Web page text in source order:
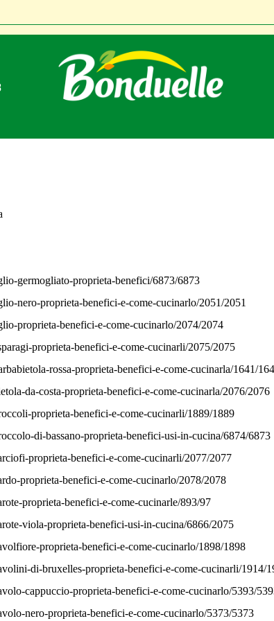
germogliato-proprieta-benefici/6873/6873
nero-proprieta-benefici-e-come-cucinarlo/2051/2051
proprieta-benefici-e-come-cucinarlo/2074/2074
proprieta-benefici-e-come-cucinarli/2075/2075
rossa-proprieta-benefici-e-come-cucinarla/1641/
da-costa-proprieta-benefici-e-come-cucinarla/2076/2076
proprieta-benefici-e-come-cucinarli/1889/1889
di-bassano-proprieta-benefici-usi-in-cucina/6874/6873
proprieta-benefici-e-come-cucinarli/2077/2077
proprieta-benefici-e-come-cucinarlo/2078/2078
proprieta-benefici-e-come-cucinarle/893/97
viola-proprieta-benefici-usi-in-cucina/6866/2075
proprieta-benefici-e-come-cucinarlo/1898/1898
di-bruxelles-proprieta-benefici-e-come-cucinarli/1914/
cappuccio-proprieta-benefici-e-come-cucinarlo/5393/
nero-proprieta-benefici-e-come-cucinarlo/5373/5373